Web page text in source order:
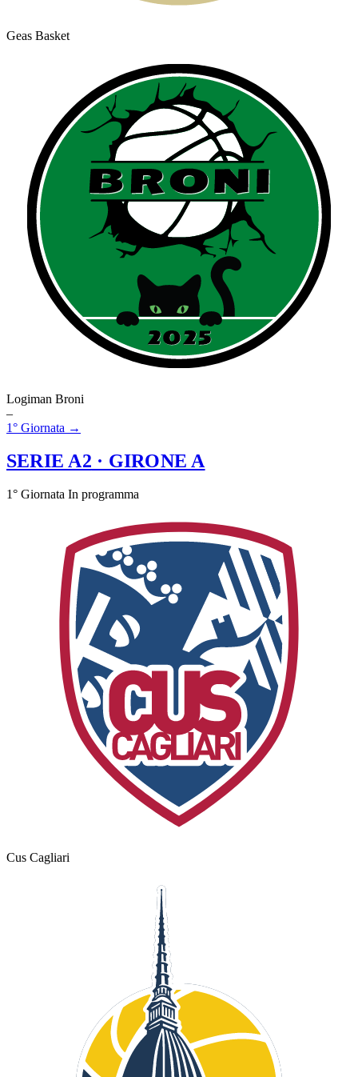
Geas Basket
Logiman Broni
–
1° Giornata →
SERIE A2 · GIRONE A
1° Giornata In programma
Cus Cagliari